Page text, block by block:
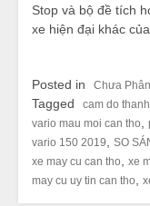
Stop và bộ đề tích
xe hiện đại khác
Posted in Chưa
Tagged cam do
vario mau moi can tho,
vario 150 2019, SO
xe may cu can tho, xe
may cu uy tin can tho,